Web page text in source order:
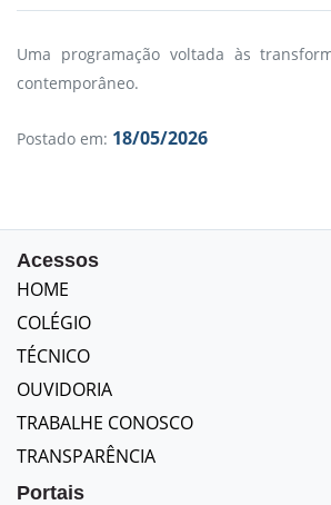
Uma programação voltada às
contemporâneo.
Postado em: 18/05/2026
Acessos
HOME
COLÉGIO
TÉCNICO
OUVIDORIA
TRABALHE CONOSCO
TRANSPARÊNCIA
Portais